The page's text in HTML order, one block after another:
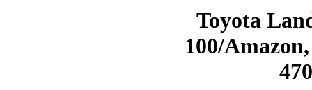
Toyota
100/
470